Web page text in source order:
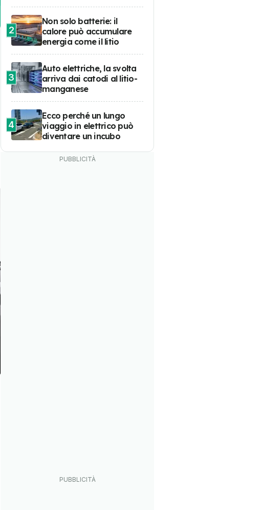
2
Non solo batterie: il
calore può accumulare
energia come il litio
3
Auto elettriche, la svolta
arriva dai catodi al litio-
manganese
4
Ecco perché un lungo
viaggio in elettrico può
diventare un incubo